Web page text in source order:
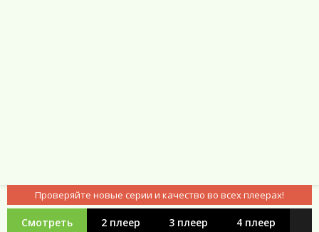
Проверяйте новые серии и качество во всех плеерах!
Смотреть 2 плеер 3 плеер 4 плеер